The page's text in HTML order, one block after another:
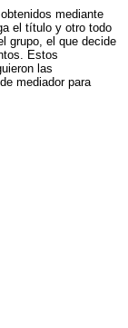
mediante
el título y otro todo
grupo, el que decide
Estos
las
mediador para